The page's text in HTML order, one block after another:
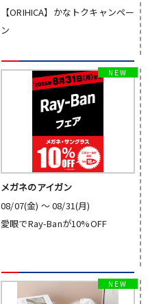
【ORIHICA】かなトクキャンペー
ン
メガネのアイガン
08/07(金) 〜 08/31(月)
愛眼でRay-Banが10%OFF